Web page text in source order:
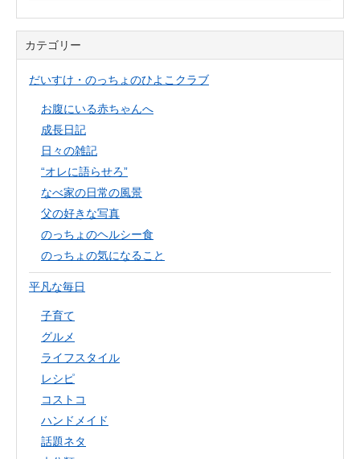
カテゴリー
だいすけ・のっちょのひよこクラブ
お腹にいる赤ちゃんへ
成長日記
日々の雑記
“オレに語らせろ”
なべ家の日常の風景
父の好きな写真
のっちょのヘルシー食
のっちょの気になること
平凡な毎日
子育て
グルメ
ライフスタイル
レシピ
コストコ
ハンドメイド
話題ネタ